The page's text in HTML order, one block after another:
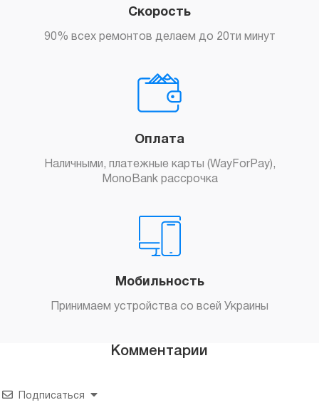
Скорость
90% всех ремонтов делаем до 20ти минут
Оплата
Наличными, платежные карты (WayForPay),
MonoBank рассрочка
Мобильность
Принимаем устройства со всей Украины
Комментарии
Подписаться